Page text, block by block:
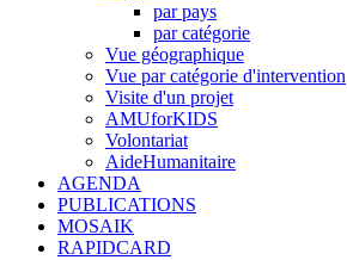
par pays
par catégorie
Vue géographique
Vue par catégorie d'intervention
Visite d'un projet
AMUforKIDS
Volontariat
AideHumanitaire
AGENDA
PUBLICATIONS
MOSAIK
RAPIDCARD